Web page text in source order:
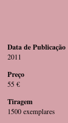
Data de Publicação
2011
Preço
55 €
Tiragem
1500 exemplares